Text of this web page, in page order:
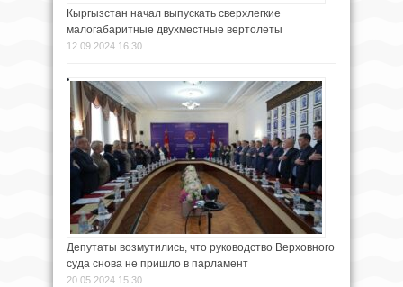
Кыргызстан начал выпускать сверхлегкие
малогабаритные двухместные вертолеты
12.09.2024 16:30
Депутаты возмутились, что руководство Верховного
суда снова не пришло в парламент
20.05.2024 15:30